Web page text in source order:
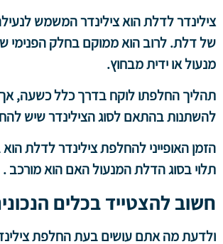
צילינדר לדלת הוא צילינדר המשמש
של דלת. לרוב הוא ממוקם בחלק הפנימי
מנעול או ידית מבחוץ.
תהליך החלפתו לוקח בדרך כלל כשעה, אך
להשתנות בהתאם לסוג הצילינדר שיש
תלוי בסוג הדלת המנעול האם הוא מורכב .
חשוב להצטייד בכלים
ולדעת מה אתם עושים בעת החלפת